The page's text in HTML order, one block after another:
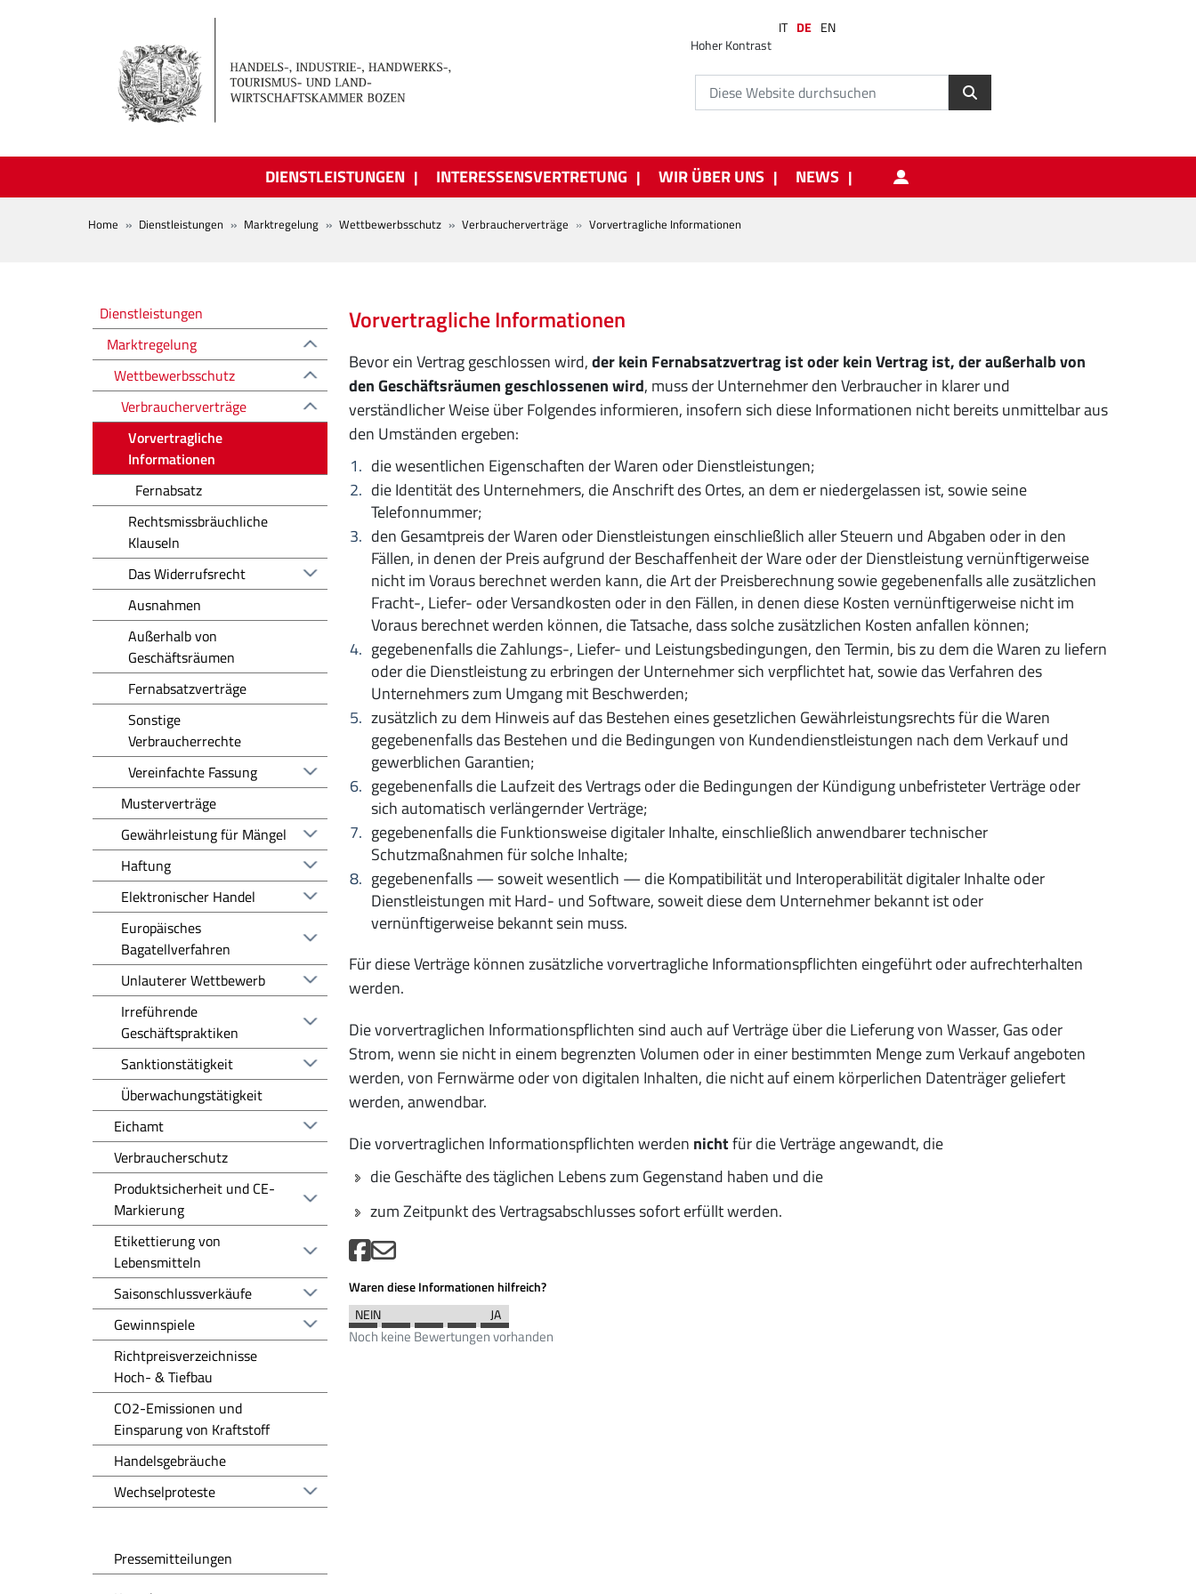
Hoher Kontrast
IT DE EN
DIENSTLEISTUNGEN INTERESSENSVERTRETUNG WIR ÜBER UNS NEWS
BREADCRUMB
Home Dienstleistungen Marktregelung Wettbewerbsschutz Verbraucherverträge Vorvertragliche Informationen
Vorvertragliche Informationen
Bevor ein Vertrag geschlossen wird,der kein Fernabsatzvertrag ist oder kein Vertrag ist, der außerhalb von
den Geschäftsräumen geschlossenen wird, muss der Unternehmer den Verbraucher in klarer und
verständlicher Weise über Folgendes informieren, insofern sich diese Informationen nicht bereits unmittelbar aus
den Umständen ergeben:
die wesentlichen Eigenschaften der Waren oder Dienstleistungen;
die Identität des Unternehmers, die Anschrift des Ortes, an dem er niedergelassen ist, sowie seine
Telefonnummer;
den Gesamtpreis der Waren oder Dienstleistungen einschließlich aller Steuern und Abgaben oder in den
Fällen, in denen der Preis aufgrund der Beschaffenheit der Ware oder der Dienstleistung vernünftigerweise
nicht im Voraus berechnet werden kann, die Art der Preisberechnung sowie gegebenenfalls alle zusätzlichen
Fracht-, Liefer- oder Versandkosten oder in den Fällen, in denen diese Kosten vernünftigerweise nicht im
Voraus berechnet werden können, die Tatsache, dass solche zusätzlichen Kosten anfallen können;
gegebenenfalls die Zahlungs-, Liefer- und Leistungsbedingungen, den Termin, bis zu dem die Waren zu liefern
oder die Dienstleistung zu erbringen der Unternehmer sich verpflichtet hat, sowie das Verfahren des
Unternehmers zum Umgang mit Beschwerden;
zusätzlich zu dem Hinweis auf das Bestehen eines gesetzlichen Gewährleistungsrechts für die Waren
gegebenenfalls das Bestehen und die Bedingungen von Kundendienstleistungen nach dem Verkauf und
gewerblichen Garantien;
gegebenenfalls die Laufzeit des Vertrags oder die Bedingungen der Kündigung unbefristeter Verträge oder
sich automatisch verlängernder Verträge;
gegebenenfalls die Funktionsweise digitaler Inhalte, einschließlich anwendbarer technischer
Schutzmaßnahmen für solche Inhalte;
gegebenenfalls — soweit wesentlich — die Kompatibilität und Interoperabilität digitaler Inhalte oder
Dienstleistungen mit Hard- und Software, soweit diese dem Unternehmer bekannt ist oder
vernünftigerweise bekannt sein muss.
Für diese Verträge können zusätzliche vorvertragliche Informationspflichten eingeführt oder aufrechterhalten
werden.
Die vorvertraglichen Informationspflichten sind auch auf Verträge über die Lieferung von Wasser, Gas oder
Strom, wenn sie nicht in einem begrenzten Volumen oder in einer bestimmten Menge zum Verkauf angeboten
werden, von Fernwärme oder von digitalen Inhalten, die nicht auf einem körperlichen Datenträger geliefert
werden, anwendbar.
Die vorvertraglichen Informationspflichten werden nichtfür die Verträge angewandt, die
die Geschäfte des täglichen Lebens zum Gegenstand haben und die
zum Zeitpunkt des Vertragsabschlusses sofort erfüllt werden.
Waren diese Informationen hilfreich?
Noch keine Bewertungen vorhanden
Regolazione del mercato
Dienstleistungen
Marktregelung
Wettbewerbsschutz
Verbraucherverträge
Vorvertragliche
Informationen
Fernabsatz
Rechtsmissbräuchliche
Klauseln
Das Widerrufsrecht
Ausnahmen
Außerhalb von
Geschäftsräumen
Fernabsatzverträge
Sonstige
Verbraucherrechte
Vereinfachte Fassung
Musterverträge
Gewährleistung für Mängel
Haftung
Elektronischer Handel
Europäisches
Bagatellverfahren
Unlauterer Wettbewerb
Irreführende
Geschäftspraktiken
Sanktionstätigkeit
Überwachungstätigkeit
Eichamt
Verbraucherschutz
Produktsicherheit und CE-
Markierung
Etikettierung von
Lebensmitteln
Saisonschlussverkäufe
Gewinnspiele
Richtpreisverzeichnisse
Hoch- & Tiefbau
CO2-Emissionen und
Einsparung von Kraftstoff
Handelsgebräuche
Wechselproteste
Pressemitteilungen